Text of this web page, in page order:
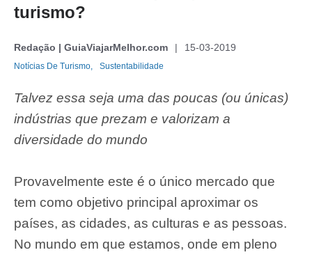
turismo?
Redação | GuiaViajarMelhor.com 15-03-2019
Notícias De Turismo, Sustentabilidade
Talvez essa seja uma das poucas (ou únicas)
indústrias que prezam e valorizam a
diversidade do mundo
Provavelmente este é o único mercado que
tem como objetivo principal aproximar os
países, as cidades, as culturas e as pessoas.
No mundo em que estamos, onde em pleno